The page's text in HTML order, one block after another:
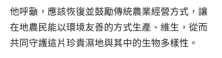
他呼籲，應該恢復並鼓勵傳統農業經營方式，讓
在地農民能以環境友善的方式生產、維生，從而
共同守護這片珍貴濕地與其中的生物多樣性。